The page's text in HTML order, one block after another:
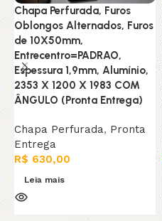
Chapa Perfurada, Furos
Oblongos Alternados, Furos
de 10X50mm,
Entrecentro=PADRAO,
Espessura 1,9mm, Alumínio,
2353 X 1200 X 1983 COM
ÂNGULO (Pronta Entrega)
Chapa Perfurada, Pronta
Entrega
R$ 630,00
Leia mais